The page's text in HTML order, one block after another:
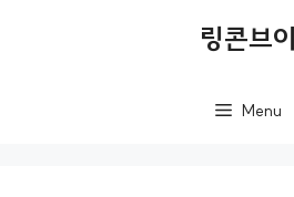
링콘브이
Menu